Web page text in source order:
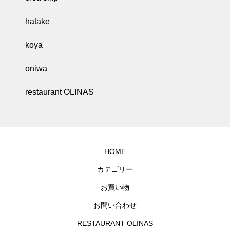
hatake
koya
oniwa
restaurant OLINAS
HOME
カテゴリー
お買い物
お問い合わせ
RESTAURANT OLINAS